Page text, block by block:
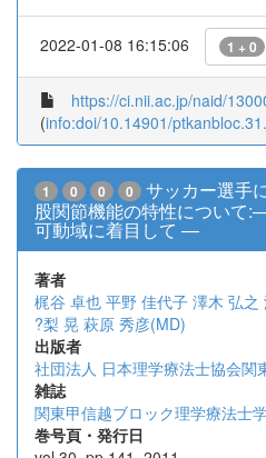
2022-01-08 16:15:06 1 + 0
https://ci.nii.ac.jp/naid/
(info:doi/10.14901/
1 0 0 0
サッカー選手
股関節機能の特性について
可動域に着目して ―
著者
梶谷 卓也 平野 佳代子 澤木 弘之
?梨 晃 萩原 秀彦(MD)
出版者
社団法人 日本理学療法士協会関
雑誌
関東甲信越ブロック理学療法士
巻号頁・発行日